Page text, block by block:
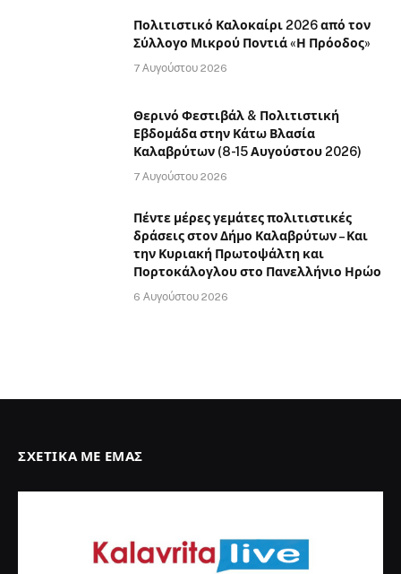
Πολιτιστικό Καλοκαίρι 2026 από τον
Σύλλογο Μικρού Ποντιά «Η Πρόοδος»
7 Αυγούστου 2026
Θερινό Φεστιβάλ & Πολιτιστική
Εβδομάδα στην Κάτω Βλασία
Καλαβρύτων (8-15 Αυγούστου 2026)
7 Αυγούστου 2026
Πέντε μέρες γεμάτες πολιτιστικές
δράσεις στον Δήμο Καλαβρύτων – Και
την Κυριακή Πρωτοψάλτη και
Πορτοκάλογλου στο Πανελλήνιο Ηρώο
6 Αυγούστου 2026
ΣΧΕΤΙΚΆ ΜΕ ΕΜΆΣ